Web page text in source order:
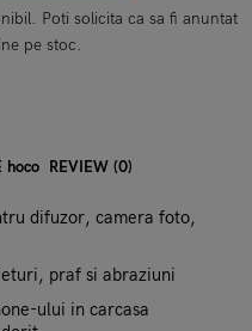
Poti solicita ca sa fi anuntat
pe stoc.
hoco REVIEW (0)
difuzor, camera foto,
praf si abraziuni
ului in carcasa